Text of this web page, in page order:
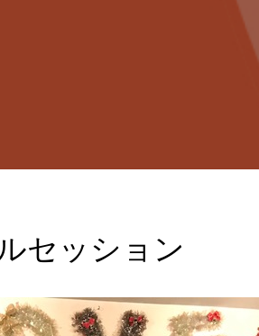
セッション